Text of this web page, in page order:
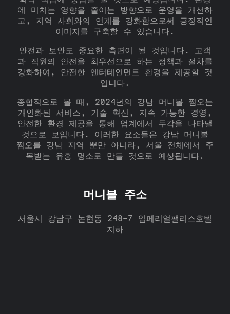
에 미치는 영향을 줄이는 방향으로 운영을 개선하
고, 지역 사회와의 연계를 강화함으로써 긍정적인
이미지를 구축할 수 있습니다.
안전과 보안도 중요한 측면이 될 것입니다. 고객
과 직원의 안전을 최우선으로 하는 정책과 절차를
강화하여, 안전한 엔터테인먼트 환경을 제공할 것
입니다.
종합적으로 볼 때, 2024년의 강남 머니볼 쩜오는
개인화된 서비스, 기술 혁신, 지속 가능한 경영,
안전한 환경 제공을 통해 업계에서 두각을 나타낼
것으로 보입니다. 이러한 요소들은 강남 머니볼
쩜오를 강남 지역 뿐만 아니라, 서울 전체에서 주
목받는 유흥 명소로 만들 것으로 예상됩니다.
머니볼 주소
서울시 강남구 논현동 248-7 임페리얼팰리스호텔
지하